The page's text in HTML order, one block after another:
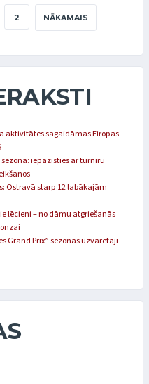
2 NĀKAMAIS
aktivitātes sagaidāmas Eiropas
iepazīsties ar turnīru
Ostravā starp 12 labākajām
lēcieni – no dāmu atgriešanās
Grand Prix” sezonas uzvarētāji –